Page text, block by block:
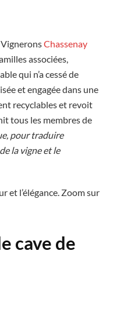
VigneronsChassenay
associées,
qui n’a cessé de
et engagée dans une
recyclables et revoit
tous les membres de
pour traduire
la vigne et le
et l’élégance. Zoom sur
cave de